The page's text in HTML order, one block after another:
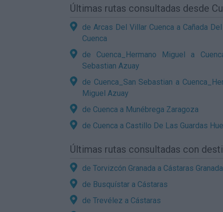
Últimas rutas consultadas desde
de Arcas Del Villar Cuenca a Cañada
Cuenca
de Cuenca_Hermano Miguel a
Sebastian Azuay
de Cuenca_San Sebastian a
Miguel Azuay
de Cuenca a Munébrega Zaragoza
de Cuenca a Castillo De Las Guardas
Últimas rutas consultadas con
de Torvizcón Granada a Cástaras Granada
de Busquístar a Cástaras
de Trevélez a Cástaras